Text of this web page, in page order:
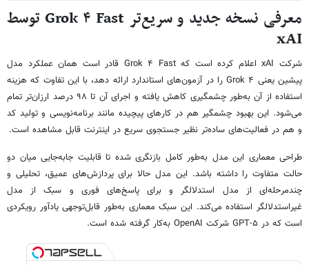
معرفی نسخه جدید و سریع‌تر Grok ۴ Fast توسط
xAI
شرکت xAI اعلام کرده است که Grok ۴ Fast قادر است همان عملکرد مدل
پیشین یعنی Grok ۴ را در آزمون‌های استاندارد ارائه دهد، با این تفاوت که هزینه
استفاده از آن به‌طور چشمگیری کاهش یافته و اجرای آن تا ۹۸ درصد ارزان‌تر تمام
می‌شود. این بهبود چشمگیر هم در کارهای پیچیده مانند برنامه‌نویسی و تولید کد
و هم در فعالیت‌های ساده‌تر نظیر جستجوی سریع در اینترنت قابل مشاهده است.
طراحی معماری این مدل به‌طور کامل بازنگری شده تا قابلیت جابه‌جایی میان دو
حالت متفاوت را داشته باشد. این مدل حالا برای پردازش‌های عمیق، تحلیلی و
چندمرحله‌ای از مدل استدلالگر و برای پاسخ‌های فوری و سبک از مدل
غیراستدلالگر استفاده می‌کند. این سبک معماری به‌طور قابل‌توجهی یادآور رویکردی
است که در GPT-۵ شرکت OpenAI به‌کار گرفته شده است.